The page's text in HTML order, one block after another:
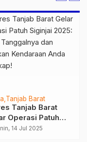
Tanjab Barat
Tanjab Barat
Operasi Patuh
2025: Catat
14 Jul 2025